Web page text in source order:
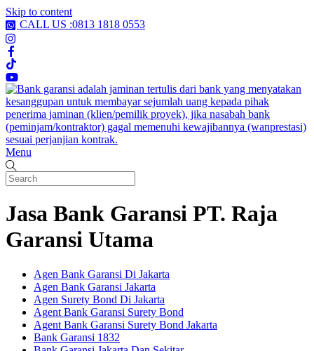
Skip to content
CALL US :0813 1818 0553
Menu
Jasa Bank Garansi PT. Raja
Garansi Utama
Agen Bank Garansi Di Jakarta
Agen Bank Garansi Jakarta
Agen Surety Bond Di Jakarta
Agent Bank Garansi Surety Bond
Agent Bank Garansi Surety Bond Jakarta
Bank Garansi 1832